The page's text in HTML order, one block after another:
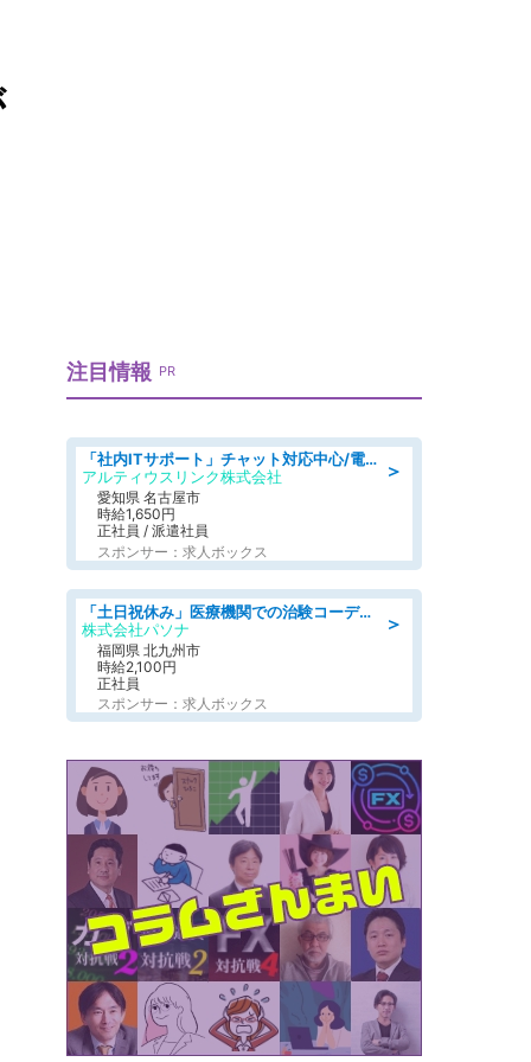
注目情報 PR
＞
「社内ITサポート」チャット対応中心/電話少なめ/土日祝休/名古屋市港区
アルティウスリンク株式会社
愛知県 名古屋市
時給1,650円
正社員 / 派遣社員
スポンサー：求人ボックス
＞
「土日祝休み」医療機関での治験コーディネーターのお仕事/看護師
株式会社パソナ
福岡県 北九州市
時給2,100円
正社員
スポンサー：求人ボックス